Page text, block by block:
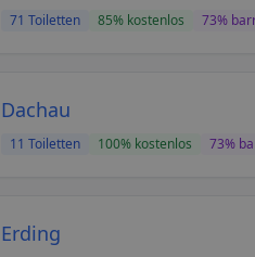
71 Toiletten 85% kostenlos 73%
Dachau
11 Toiletten 100% kostenlos 73%
Erding